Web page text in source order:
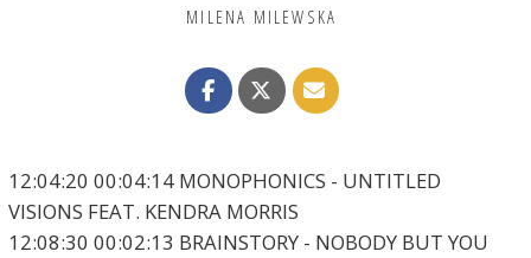
MILENA MILEWSKA
12:04:20 00:04:14 MONOPHONICS - UNTITLED
VISIONS FEAT. KENDRA MORRIS
12:08:30 00:02:13 BRAINSTORY - NOBODY BUT YOU